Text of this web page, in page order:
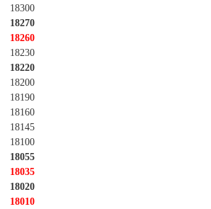
18300
18270
18260
18230
18220
18200
18190
18160
18145
18100
18055
18035
18020
18010